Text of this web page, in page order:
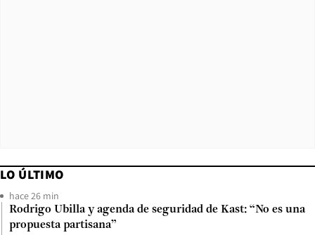
LO ÚLTIMO
hace 26 min
Rodrigo Ubilla y agenda de seguridad de Kast: “No es una
propuesta partisana”